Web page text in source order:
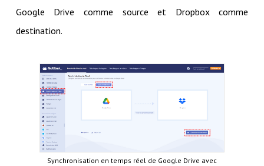
Google Drive comme source et Dropbox comme
destination.
Synchronisation en temps réel de Google Drive avec